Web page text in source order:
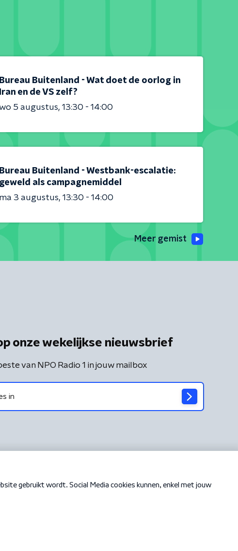
Bureau Buitenland - Wat doet de oorlog in
Iran en de VS zelf?
5 augustus 13:30 - 14:00
Bureau Buitenland - Westbank-escalatie:
geweld als campagnemiddel
ma 3 augustus 13:30 - 14:00
Meer gemist
onze wekelijkse nieuwsbrief
van NPO Radio 1 in jouw mailbox